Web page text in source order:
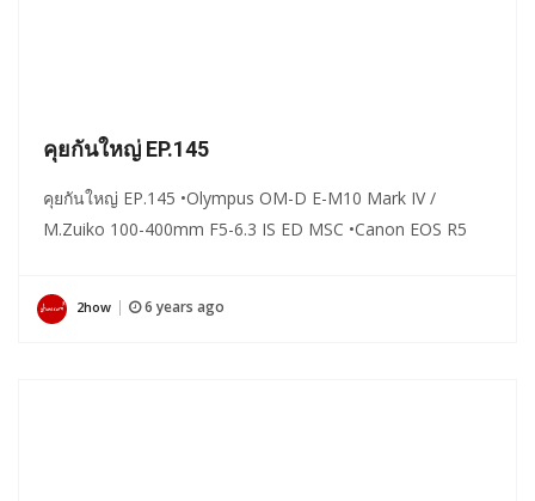
คุยกันใหญ่ EP.145
คุยกันใหญ่ EP.145 •Olympus OM-D E-M10 Mark IV /
M.Zuiko 100-400mm F5-6.3 IS ED MSC •Canon EOS R5
2how 6 years ago